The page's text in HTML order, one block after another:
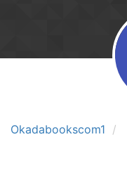
Okadabookscom1